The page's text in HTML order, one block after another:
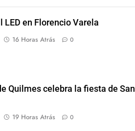
LED en Florencio Varela
16 Horas Atrás 0
Quilmes celebra la fiesta de San
19 Horas Atrás 0